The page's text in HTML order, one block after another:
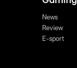
News
Review
E-sport